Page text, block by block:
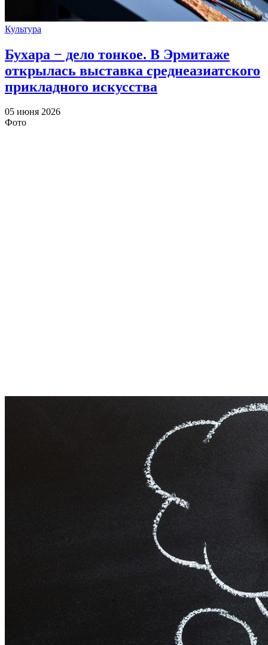
Культура
Бухара − дело тонкое. В Эрмитаже
открылась выставка среднеазиатского
прикладного искусства
05 июня 2026
Фото